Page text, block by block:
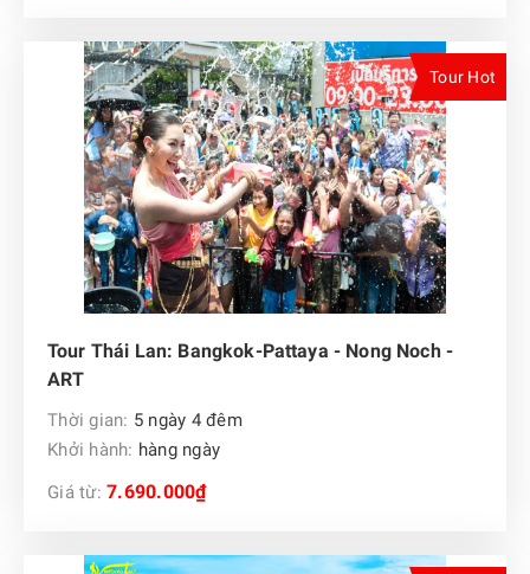
Tour Hot
Tour Thái Lan: Bangkok-Pattaya - Nong Noch -
ART
Thời gian: 5 ngày 4 đêm
Khởi hành: hàng ngày
Giá từ: 7.690.000₫